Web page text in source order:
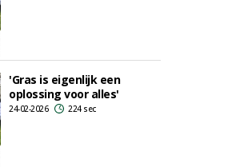
'Gras is eigenlijk een
oplossing voor alles'
24-02-2026 224 sec